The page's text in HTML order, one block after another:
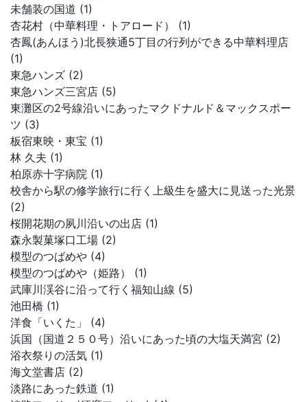
未舗装の国道 (1)
杏花村（中華料理・トアロード） (1)
杏鳳(あんほう)北長狭通5丁目の行列ができる中華料理店
(1)
東急ハンズ (2)
東急ハンズ三宮店 (5)
東灘区の2号線沿いにあったマクドナルド＆マックスポー
ツ (3)
板宿東映・東宝 (1)
林 久夫 (1)
柏原赤十字病院 (1)
校舎から駅の修学旅行に行く上級生を盛大に見送った光景
(2)
桜開花期の夙川沿いの出店 (1)
森永製菓塚口工場 (2)
模型のつばめや (4)
模型のつばめや（姫路） (1)
武庫川渓谷に沿って行く福知山線 (5)
池田橋 (1)
洋食「いくた」 (4)
浜国（国道２５０号）沿いにあった頃の大塩天満宮 (2)
浴衣祭りの活気 (1)
海文堂書店 (2)
淡路にあった鉄道 (1)